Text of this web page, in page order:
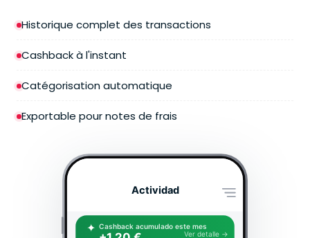
Historique complet des transactions
Cashback à l'instant
Catégorisation automatique
Exportable pour notes de frais